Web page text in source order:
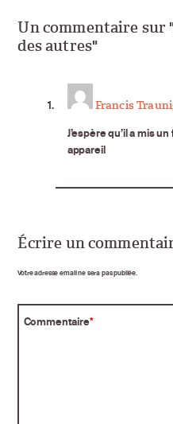
Un commentaire sur
des autres"
Francis
J’espère qu’il a mis
appareil
Écrire un
Votre adresse email ne sera pas publiée.
Commentaire*